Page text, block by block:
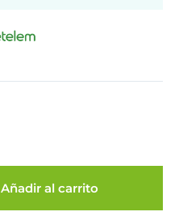
Añadir al carrito